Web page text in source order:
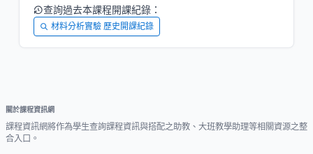
查詢過去本課程開課紀錄：
材料分析實驗 歷史開課紀錄
關於課程資訊網
課程資訊網將作為學生查詢課程資訊與搭配之助教、大班教學助理等相關資源之整
合入口。